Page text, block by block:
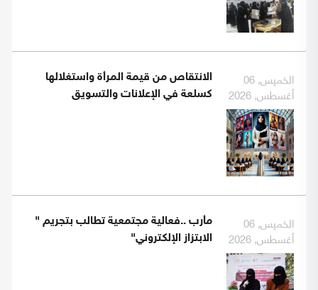
الخميس, 06
أغسطس, 2026
الانتقاص من قيمة المرأة واستغلالها
كسلعة في الإعلانات والتسويق
الخميس, 06
أغسطس, 2026
مأرب ..فعالية مجتمعية تطالب بتجريم "
الابتزاز الإلكتروني"